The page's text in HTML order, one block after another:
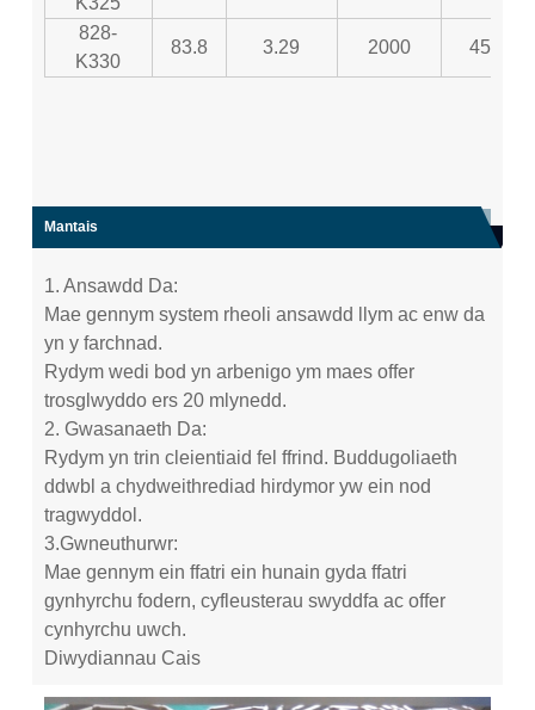
828-
K330
83.8 3.29 2000 450
Mantais
1. Ansawdd Da:
Mae gennym system rheoli ansawdd llym ac enw da
yn y farchnad.
Rydym wedi bod yn arbenigo ym maes offer
trosglwyddo ers 20 mlynedd.
2. Gwasanaeth Da:
Rydym yn trin cleientiaid fel ffrind. Buddugoliaeth
ddwbl a chydweithrediad hirdymor yw ein nod
tragwyddol.
3.Gwneuthurwr:
Mae gennym ein ffatri ein hunain gyda ffatri
gynhyrchu fodern, cyfleusterau swyddfa ac offer
cynhyrchu uwch.
Diwydiannau Cais